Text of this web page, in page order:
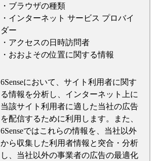
・ブラウザの種類
・インターネット サービス プロバイ
ダー
・アクセスの日時訪問者
・おおよその位置に関する情報
6Senseにおいて、サイト利用者に関す
る情報を分析し、インターネット上に
当該サイト利用者に適した当社の広告
を配信するために利用します。また、
6Senseではこれらの情報を、当社以外
から収集した利用者情報と突合・分析
し、当社以外の事業者の広告の最適化